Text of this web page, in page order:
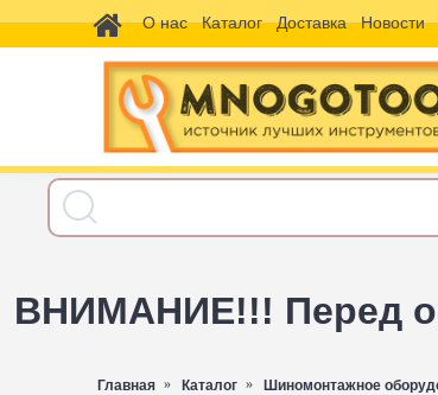
О нас Каталог Доставка Новости
ВНИМАНИЕ!!! Перед
Главная Каталог Шиномонтажное